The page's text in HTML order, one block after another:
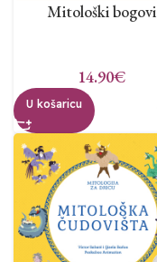
Mitološki bogovi
14.90€
U košaricu